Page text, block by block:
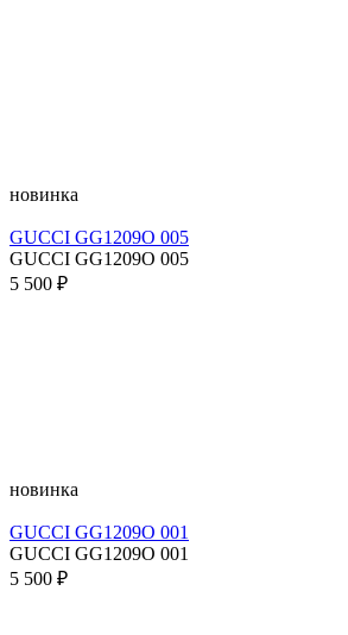
новинка
GUCCI GG1209O 005
GUCCI GG1209O 005
5 500 ₽
новинка
GUCCI GG1209O 001
GUCCI GG1209O 001
5 500 ₽